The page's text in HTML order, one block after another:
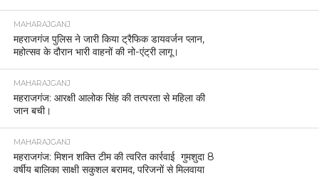
MAHARAJGANJ
महराजगंज पुलिस ने जारी किया ट्रैफिक डायवर्जन प्लान,
महोत्सव के दौरान भारी वाहनों की नो-एंट्री लागू।
MAHARAJGANJ
महराजगंज: आरक्षी आलोक सिंह की तत्परता से महिला की
जान बची।
MAHARAJGANJ
महराजगंज: मिशन शक्ति टीम की त्वरित कार्रवाई गुमशुदा 8
वर्षीय बालिका साक्षी सकुशल बरामद, परिजनों से मिलवाया